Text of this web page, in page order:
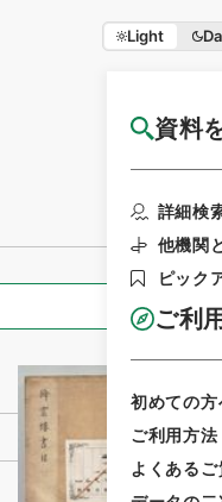
Light
資料
詳細検
他機関
ピック
ご利
初めての方
ご利用方法
よくあるご
全ての情報